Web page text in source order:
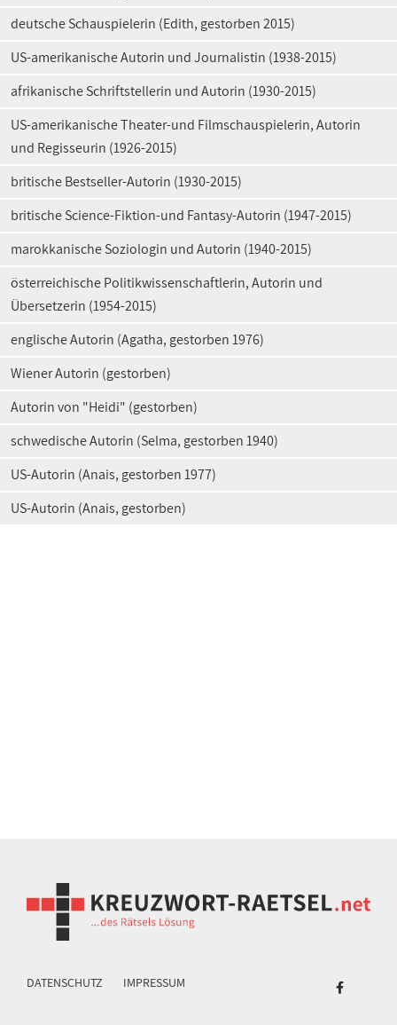
deutsche Schauspielerin (Edith, gestorben 2015)
US-amerikanische Autorin und Journalistin (1938-2015)
afrikanische Schriftstellerin und Autorin (1930-2015)
US-amerikanische Theater-und Filmschauspielerin, Autorin
und Regisseurin (1926-2015)
britische Bestseller-Autorin (1930-2015)
britische Science-Fiktion-und Fantasy-Autorin (1947-2015)
marokkanische Soziologin und Autorin (1940-2015)
österreichische Politikwissenschaftlerin, Autorin und
Übersetzerin (1954-2015)
englische Autorin (Agatha, gestorben 1976)
Wiener Autorin (gestorben)
Autorin von "Heidi" (gestorben)
schwedische Autorin (Selma, gestorben 1940)
US-Autorin (Anais, gestorben 1977)
US-Autorin (Anais, gestorben)
DATENSCHUTZ IMPRESSUM